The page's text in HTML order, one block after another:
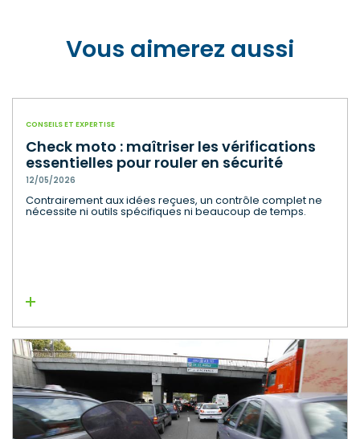
Vous aimerez aussi
CONSEILS ET EXPERTISE
Check moto : maîtriser les vérifications
essentielles pour rouler en sécurité
12/05/2026
Contrairement aux idées reçues, un contrôle complet ne
nécessite ni outils spécifiques ni beaucoup de temps.
Lire la suite